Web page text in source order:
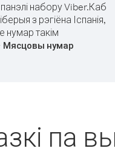
набору Viber.Каб
з рэгіёна Іспанія,
нумар такім
Мясцовы нумар
па